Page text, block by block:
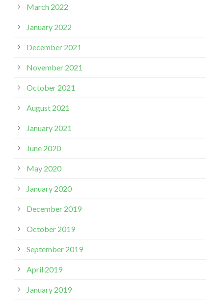
March 2022
January 2022
December 2021
November 2021
October 2021
August 2021
January 2021
June 2020
May 2020
January 2020
December 2019
October 2019
September 2019
April 2019
January 2019